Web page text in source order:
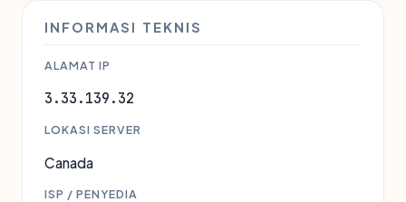
INFORMASI TEKNIS
ALAMAT IP
3.33.139.32
LOKASI SERVER
Canada
ISP / PENYEDIA